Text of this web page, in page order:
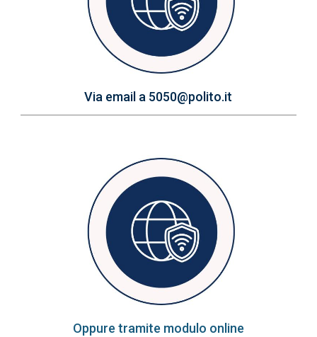
Via email a 5050@polito.it
Oppure tramite modulo online